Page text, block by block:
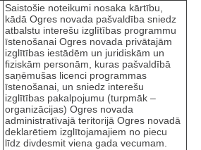
Saistošie noteikumi nosaka kārtību,
kādā Ogres novada pašvaldība sniedz
atbalstu interešu izglītības programmu
īstenošanai Ogres novada privātajām
izglītības iestādēm un juridiskām un
fiziskām personām, kuras pašvaldībā
saņēmušas licenci programmas
īstenošanai, un sniedz interešu
izglītības pakalpojumu (turpmāk –
organizācijas) Ogres novada
administratīvajā teritorijā Ogres novadā
deklarētiem izglītojamajiem no piecu
līdz divdesmit viena gada vecumam.